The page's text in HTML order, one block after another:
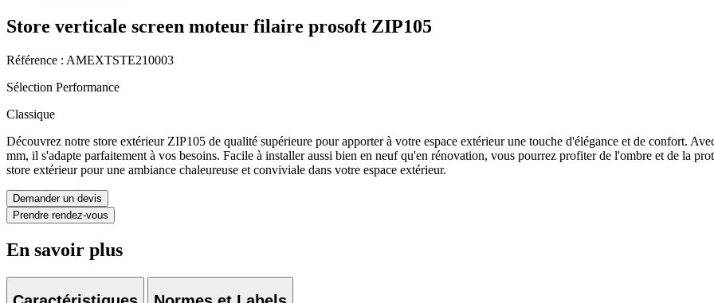
Store verticale screen moteur filaire prosoft ZIP105
Référence : AMEXTSTE210003
Sélection Performance
Classique
Découvrez notre store extérieur ZIP105 de qualité supérieure pour apporter à votre espace extérieur une touche d'élégance et de confort.
mm, il s'adapte parfaitement à vos besoins. Facile à installer aussi bien en neuf qu'en rénovation, vous pourrez profiter de l'ombre et de la
store extérieur pour une ambiance chaleureuse et conviviale dans votre espace extérieur.
Demander un devis
Prendre rendez-vous
En savoir plus